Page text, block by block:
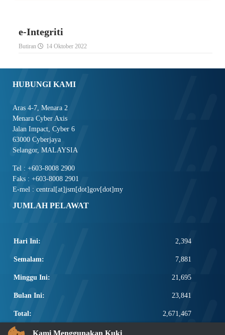
e-Integriti
Butiran 14 Oktober 2022
HUBUNGI KAMI
Aras 4-7, Menara 2
Menara Cyber Axis
Jalan Impact, Cyber 6
63000 Cyberjaya
Selangor, MALAYSIA
Tel : +603-8008 2900
Faks : +603-8008 2901
E-mel : central[at]jsm[dot]gov[dot]my
JUMLAH PELAWAT
Hari Ini: 2,394
Semalam: 7,881
Minggu Ini: 21,695
Bulan Ini: 23,841
Total: 2,671,467
PAUTAN POPULAR
Kami Menggunakan Kuki